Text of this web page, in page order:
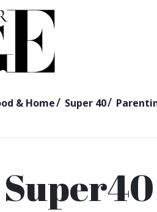
& Home Super 40